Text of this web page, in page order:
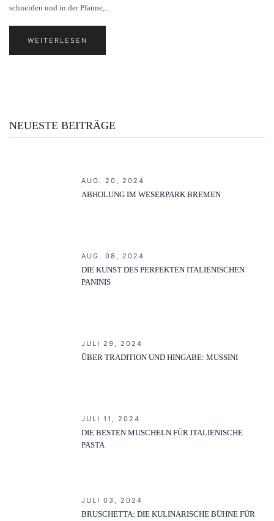
NEUESTE BEITRÄGE
AUG. 20, 2024
ABHOLUNG IM WESERPARK BREMEN
AUG. 08, 2024
DIE KUNST DES PERFEKTEN ITALIENISCHEN
PANINIS
JULI 29, 2024
ÜBER TRADITION UND HINGABE: MUSSINI
JULI 11, 2024
DIE BESTEN MUSCHELN FÜR ITALIENISCHE
PASTA
JULI 03, 2024
BRUSCHETTA: DIE KULINARISCHE BÜHNE FÜR
schneiden und in der Pfanne,...
WEITERLESEN